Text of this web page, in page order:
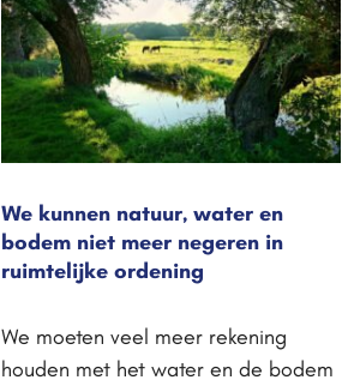
We kunnen natuur, water en
bodem niet meer negeren in
ruimtelijke ordening
We moeten veel meer rekening
houden met het water en de bodem